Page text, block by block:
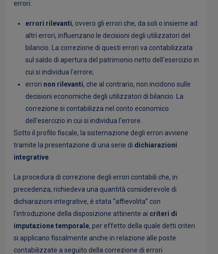
errori:
errori rilevanti, ovvero gli errori che, da soli o insieme ad
altri errori, influenzano le decisioni degli utilizzatori del
bilancio. La correzione di questi errori va contabilizzata
sul saldo di apertura del patrimonio netto dell'esercizio in
cui si individua l'errore;
errori non rilevanti, che al contrario, non incidono sulle
decisioni economiche degli utilizzatori di bilancio. La
correzione si contabilizza nel conto economico
dell'esercizio in cui si individua l'errore.
Sotto il profilo fiscale, la sistemazione degli errori avviene
tramite la presentazione di una serie di dichiarazioni
integrative
La procedura di correzione degli errori contabili che, in
precedenza, richiedeva una quantità considerevole di
dichiarazioni integrative, è stata “affievolita” con
l'introduzione della disposizione attinente ai criteri di
imputazione temporale, per effetto della quale detti criteri
si applicano fiscalmente anche in relazione alle poste
contabilizzate a seguito della correzione di errori